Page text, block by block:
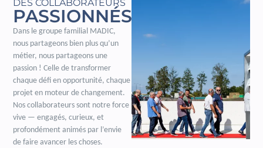
DES COLLABORATEURS
PASSIONNÉS
Dans le groupe familial MADIC,
nous partageons bien plus qu’un
métier, nous partageons une
passion ! Celle de transformer
chaque défi en opportunité, chaque
projet en moteur de changement.
Nos collaborateurs sont notre force
vive — engagés, curieux, et
profondément animés par l’envie
de faire avancer les choses.